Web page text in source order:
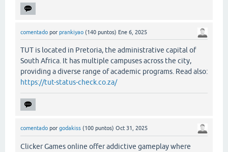
comentado por prankiyao (140 puntos) Ene 6, 2025
TUT is located in Pretoria, the administrative capital of
South Africa. It has multiple campuses across the city,
providing a diverse range of academic programs. Read also:
https://tut-status-check.co.za/
comentado por godakiss (100 puntos) Oct 31, 2025
Clicker Games online offer addictive gameplay where